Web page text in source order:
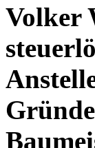
Volker